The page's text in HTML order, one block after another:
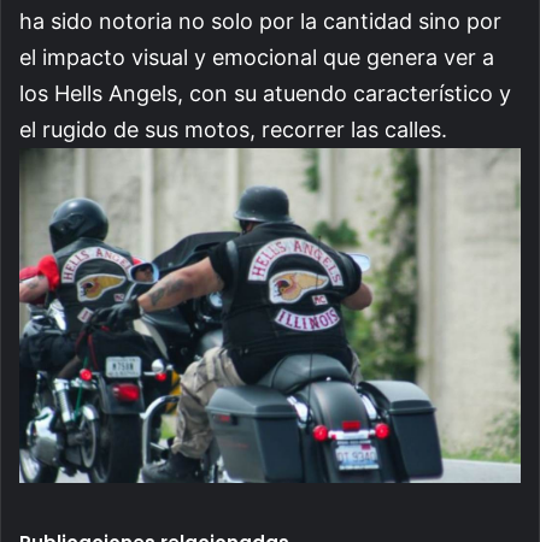
ha sido notoria no solo por la cantidad sino por
el impacto visual y emocional que genera ver a
los Hells Angels, con su atuendo característico y
el rugido de sus motos, recorrer las calles.